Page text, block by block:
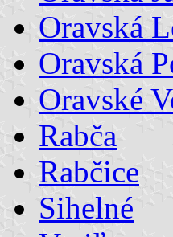
Oravská
Oravská
Oravské
Rabča
Rabčice
Sihelné